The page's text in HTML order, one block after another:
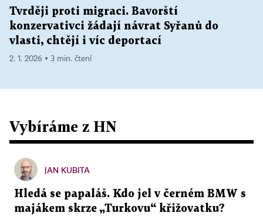
Tvrději proti migraci. Bavorští
konzervativci žádají návrat Syřanů do
vlasti, chtějí i víc deportací
2. 1. 2026 ▪ 3 min. čtení
Vybíráme z HN
JAN KUBITA
Hledá se papaláš. Kdo jel v černém BMW s
majákem skrze „Turkovu“ křižovatku?